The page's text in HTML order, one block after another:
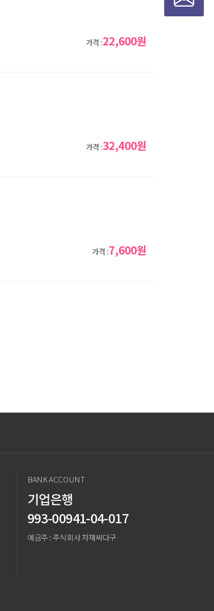
가격 :22,600원
가격 :32,400원
가격 :7,600원
BANK ACCOUNT
기업은행
993-00941-04-017
예금주 : 주식회사 자재싸다구